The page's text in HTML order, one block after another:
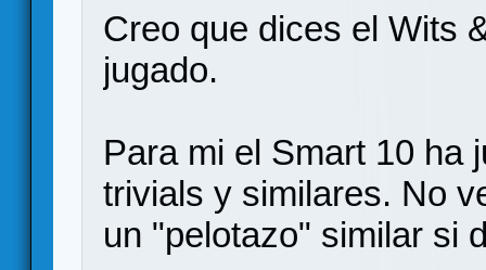
Creo que dices el Wits
jugado.
Para mi el Smart 10 ha
trivials y similares. No
un "pelotazo" similar si